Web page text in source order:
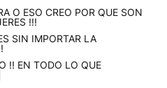
O ESO CREO POR QUE SON
!!!
SIN IMPORTAR LA
!! EN TODO LO QUE